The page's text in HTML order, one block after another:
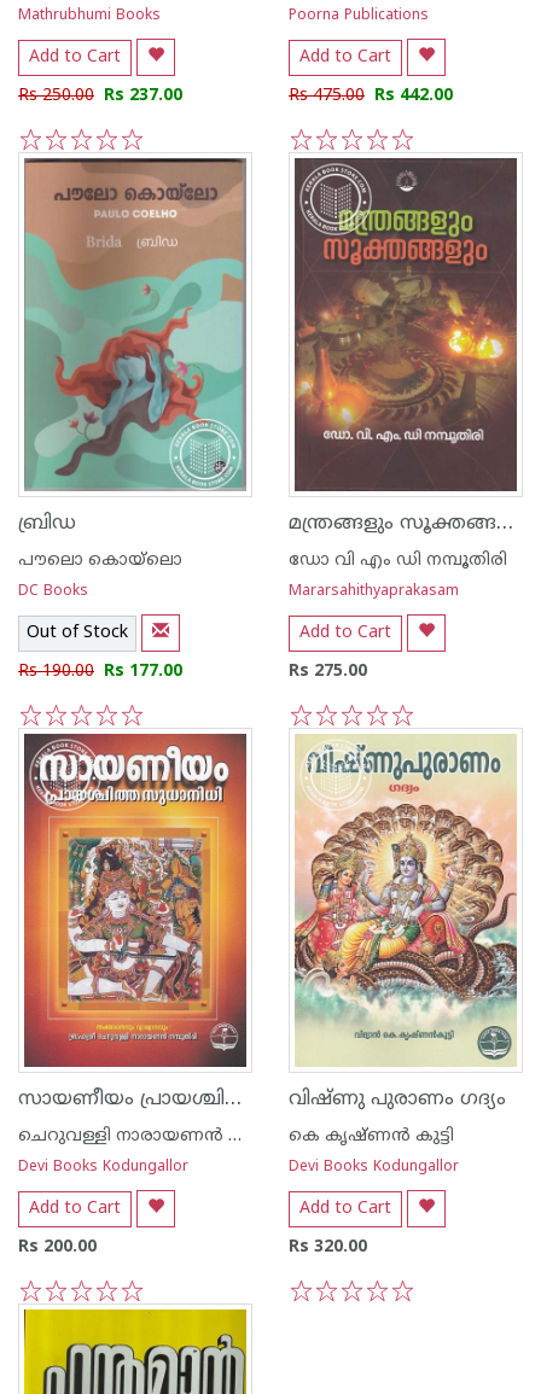
Mathrubhumi Books
Add to Cart
Rs 250.00 Rs 237.00
5
4
3
2
1
Poorna Publications
Add to Cart
Rs 475.00 Rs 442.00
5
4
3
2
1
ബ്രിഡ
പൗലൊ കൊയ്ലൊ
DC Books
Out of Stock
Rs 190.00 Rs 177.00
5
4
3
2
1
മന്ത്രങ്ങളും സൂക്തങ്ങളും
ഡോ വി എം ഡി നമ്പൂതിരി
Mararsahithyaprakasam
Add to Cart
Rs 275.00
5
4
3
2
1
സായണീയം പ്രായശ്ചിത്ത സുധാനിധി
ചെറുവള്ളി നാരായണന്‍ നമ്പൂതിരി
Devi Books Kodungallor
Add to Cart
Rs 200.00
5
4
3
2
1
വിഷ്ണു പുരാണം ഗദ്യം
കെ കൃഷ്ണന്‍ കുട്ടി
Devi Books Kodungallor
Add to Cart
Rs 320.00